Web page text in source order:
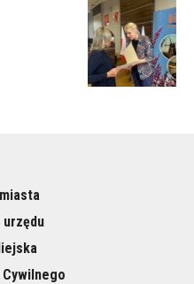
urzędu
Cywilnego